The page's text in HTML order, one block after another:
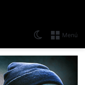
[Mega]
Menú
Switch skin